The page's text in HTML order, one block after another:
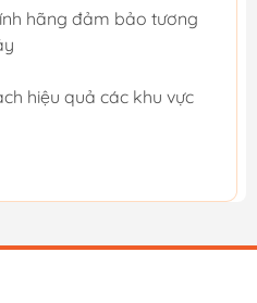
hãng đảm bảo tương
hiệu quả các khu vực